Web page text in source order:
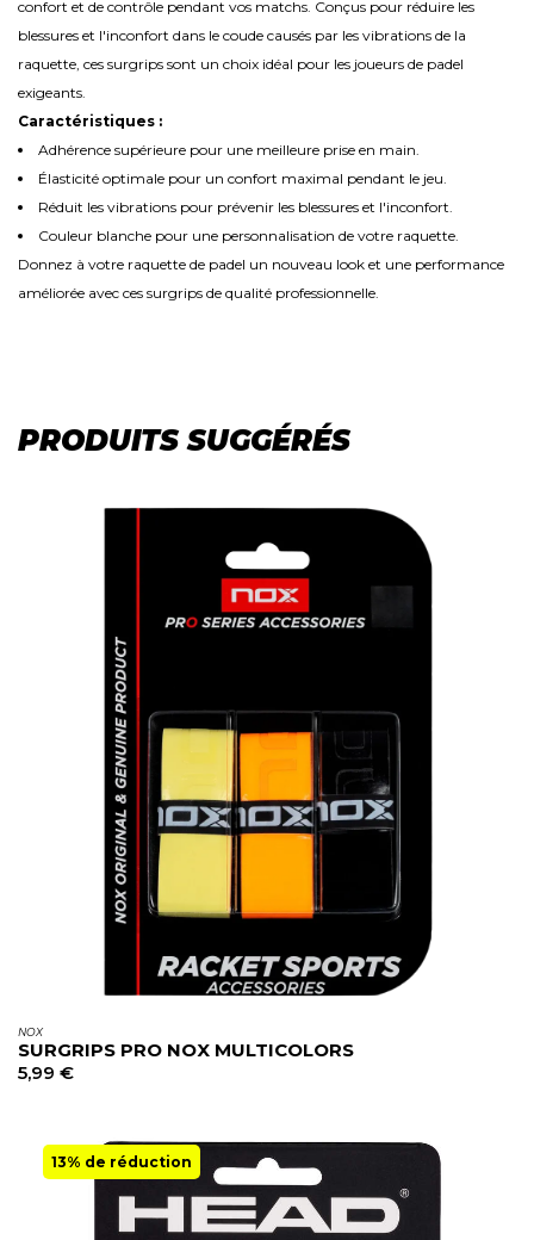
confort et de contrôle pendant vos matchs. Conçus pour réduire les
blessures et l'inconfort dans le coude causés par les vibrations de la
raquette, ces surgrips sont un choix idéal pour les joueurs de padel
exigeants.
Caractéristiques :
Adhérence supérieure pour une meilleure prise en main.
Élasticité optimale pour un confort maximal pendant le jeu.
Réduit les vibrations pour prévenir les blessures et l'inconfort.
Couleur blanche pour une personnalisation de votre raquette.
Donnez à votre raquette de padel un nouveau look et une performance
améliorée avec ces surgrips de qualité professionnelle.
PRODUITS SUGGÉRÉS
NOX
SURGRIPS PRO NOX MULTICOLORS
5,99 €
13% de réduction